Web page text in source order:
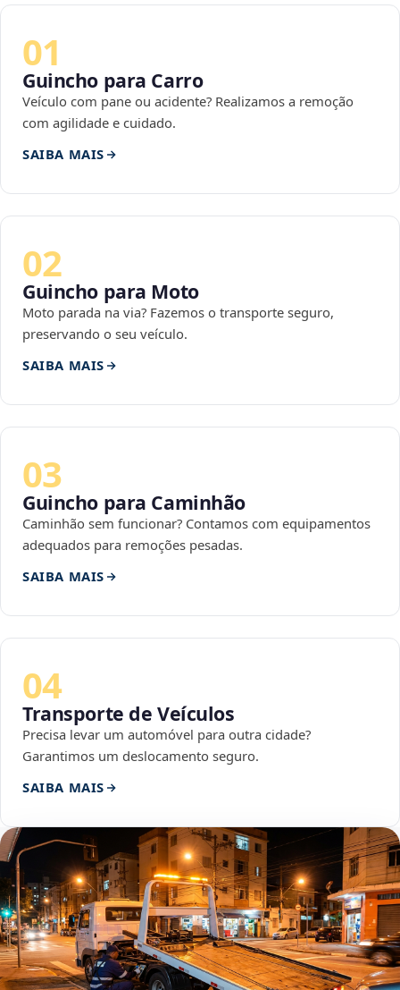
01
Guincho para Carro
Veículo com pane ou acidente? Realizamos a remoção
com agilidade e cuidado.
SAIBA MAIS
02
Guincho para Moto
Moto parada na via? Fazemos o transporte seguro,
preservando o seu veículo.
SAIBA MAIS
03
Guincho para Caminhão
Caminhão sem funcionar? Contamos com equipamentos
adequados para remoções pesadas.
SAIBA MAIS
04
Transporte de Veículos
Precisa levar um automóvel para outra cidade?
Garantimos um deslocamento seguro.
SAIBA MAIS